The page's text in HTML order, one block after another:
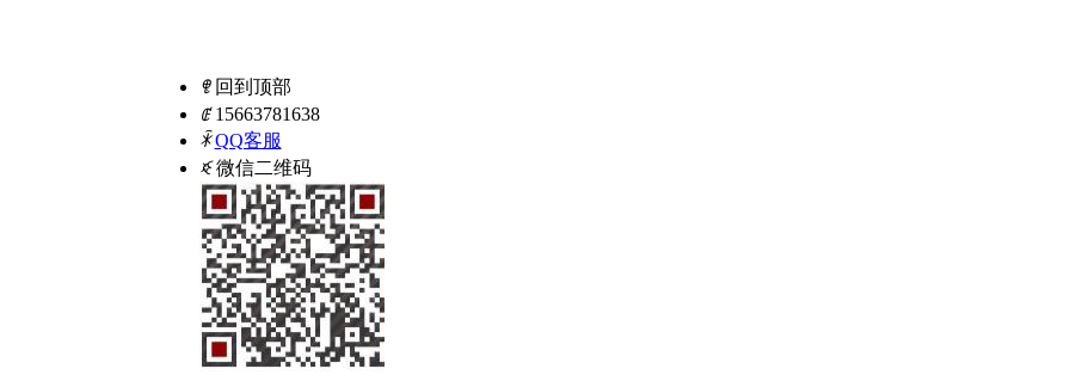
ꁸ 回到顶部
ꂅ 15663781638
ꁗ QQ客服
ꀥ 微信二维码